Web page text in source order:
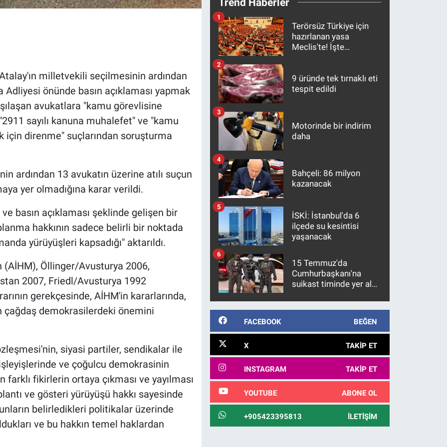
milletvekili seçilmesinin ardından
önünde basın açıklaması yapmak
avukatlara "kamu görevlisine
sayılı kanuna muhalefet" ve "kamu
için direnme" suçlarından soruşturma
ardından 13 avukatın üzerine atılı suçun
yer olmadığına karar verildi.
basın açıklaması şeklinde gelişen bir
hakkının sadece belirli bir noktada
yürüyüşleri kapsadığı" aktarıldı.
(AİHM), Öllinger/Avusturya 2006,
2007, Friedl/Avusturya 1992
gerekçesinde, AİHM'in kararlarında,
çağdaş demokrasilerdeki önemini
siyasi partiler, sendikalar ile
ve çoğulcu demokrasinin
fikirlerin ortaya çıkması ve yayılması
ve gösteri yürüyüşü hakkı sayesinde
belirledikleri politikalar üzerinde
ve bu hakkın temel haklardan
Terörsüz Türkiye için
hazırlanan yasa
Meclis'te! İşte
1
9 üründe tek tırnaklı eti
tespit edildi
2
Motorinde bir indirim
daha
3
Bahçeli: 86 milyon
kazanacak
4
İSKİ: İstanbul'da 6
ilçede su kesintisi
yaşanacak
5
15 Temmuz'da
Cumhurbaşkanı'na
suikast timinde yer alan
10 yıl sonra yakalandı
6
FACEBOOK BEĞEN
X TAKIP ET
INSTAGRAM TAKIP ET
YOUTUBE ABONE OL
+905423395813 İLETIŞIM